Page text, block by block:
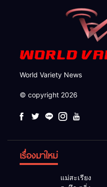
World Variety News
© copyright 2026
เรื่องมาใหม่
แม่สะเรียง